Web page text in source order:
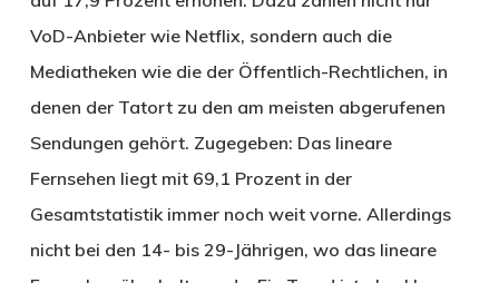
VoD-Anbieter wie Netflix, sondern auch die
Mediatheken wie die der Öffentlich-Rechtlichen, in
denen der Tatort zu den am meisten abgerufenen
Sendungen gehört. Zugegeben: Das lineare
Fernsehen liegt mit 69,1 Prozent in der
Gesamtstatistik immer noch weit vorne. Allerdings
nicht bei den 14- bis 29-Jährigen, wo das lineare